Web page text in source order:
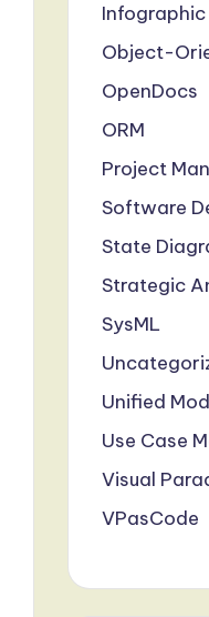
Infographic
Object-
OpenDocs
ORM
Project
Software
State
Strategic
SysML
Unified
Use Case
Visual
VPasCode